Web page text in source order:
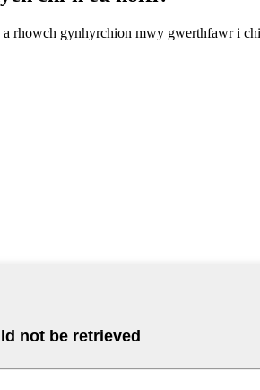
rhowch gynhyrchion mwy gwerthfawr i